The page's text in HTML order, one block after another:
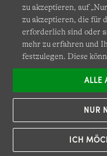
Diese Website ist
©
zu akzeptieren, auf
zu akzeptieren, die für
erforderlich sind oder
mehr zu erfahren und
festzulegen. Diese
ICH
NUR
ALLE